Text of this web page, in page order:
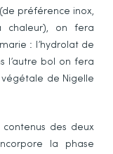
préférence inox,
on fera
: l’hydrolat de
l’autre bol on fera
de Nigelle
des deux
la phase